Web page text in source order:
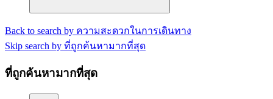
Back to search by ความสะดวกในการเดินทาง
Skip search by ที่ถูกค้นหามากที่สุด
ที่ถูกค้นหามากที่สุด